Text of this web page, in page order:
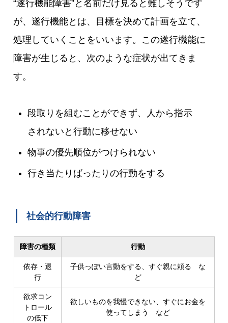
“遂行機能障害”と名前だけ見ると難しそうです
が、遂行機能とは、目標を決めて計画を立て、
処理していくことをいいます。この遂行機能に
障害が生じると、次のような症状が出てきま
す。
段取りを組むことができず、人から指示
されないと行動に移せない
物事の優先順位がつけられない
行き当たりばったりの行動をする
社会的行動障害
障害の種類 行動
依存・退
行
子供っぽい言動をする、すぐ親に頼る な
ど
欲求コン
トロール
の低下
欲しいものを我慢できない、すぐにお金を
使ってしまう など